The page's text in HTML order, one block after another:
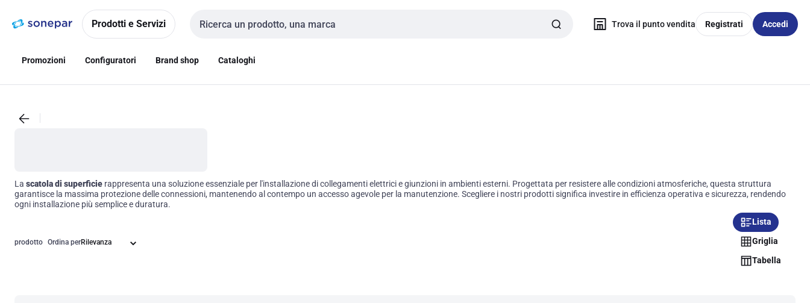
navigazionealla
Prodotti e Servizi
Cerca input
Trova il punto vendita Registrati Accedi
Promozioni Configuratori Brand shop Cataloghi
La scatola di superficie rappresenta una soluzione essenziale per l'installazione di collegamenti elettrici e giunzioni in ambienti esterni. Progettata per resistere alle condizioni atmosferiche, questa struttura
garantisce la massima protezione delle connessioni, mantenendo al contempo un accesso agevole per la manutenzione. Scegliere i nostri prodotti significa investire in efficienza operativa e sicurezza, rendendo
ogni installazione più semplice e duratura.
prodotto Ordina per
Lista
Griglia
Tabella